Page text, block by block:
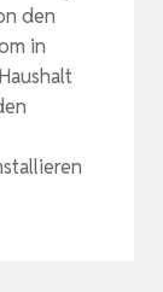
den
in